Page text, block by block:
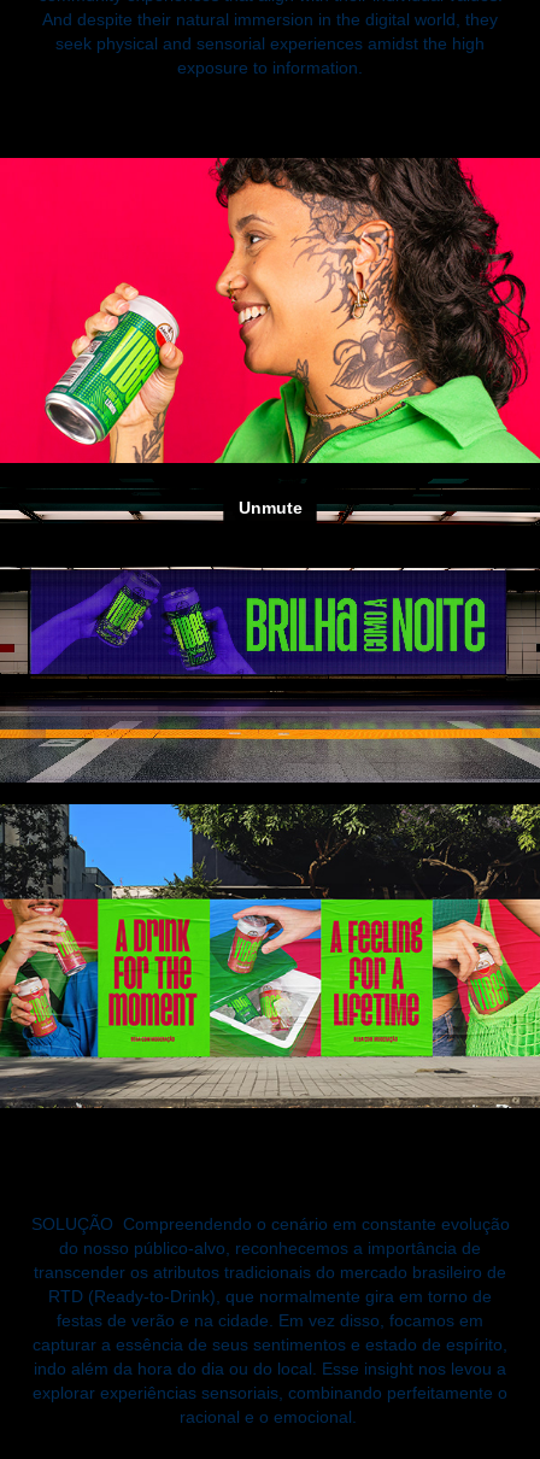
And despite their natural immersion in the digital world, they
seek physical and sensorial experiences amidst the high
exposure to information.
SOLUÇÃO Compreendendo o cenário em constante evolução
do nosso público-alvo, reconhecemos a importância de
transcender os atributos tradicionais do mercado brasileiro de
RTD (Ready-to-Drink), que normalmente gira em torno de
festas de verão e na cidade. Em vez disso, focamos em
capturar a essência de seus sentimentos e estado de espírito,
indo além da hora do dia ou do local. Esse insight nos levou a
explorar experiências sensoriais, combinando perfeitamente o
racional e o emocional.